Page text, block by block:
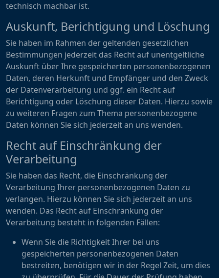
technisch machbar ist.
Auskunft, Berichtigung und Löschung
Sie haben im Rahmen der geltenden gesetzlichen
Bestimmungen jederzeit das Recht auf unentgeltliche
Auskunft über Ihre gespeicherten personenbezogenen
Daten, deren Herkunft und Empfänger und den Zweck
der Datenverarbeitung und ggf. ein Recht auf
Berichtigung oder Löschung dieser Daten. Hierzu sowie
zu weiteren Fragen zum Thema personenbezogene
Daten können Sie sich jederzeit an uns wenden.
Recht auf Einschränkung der
Verarbeitung
Sie haben das Recht, die Einschränkung der
Verarbeitung Ihrer personenbezogenen Daten zu
verlangen. Hierzu können Sie sich jederzeit an uns
wenden. Das Recht auf Einschränkung der
Verarbeitung besteht in folgenden Fällen:
Wenn Sie die Richtigkeit Ihrer bei uns
gespeicherten personenbezogenen Daten
bestreiten, benötigen wir in der Regel Zeit, um dies